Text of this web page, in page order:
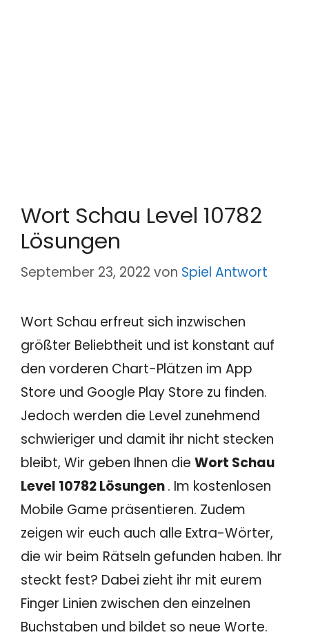
Wort Schau Level 10782
Lösungen
September 23, 2022 von Spiel Antwort
Wort Schau erfreut sich inzwischen
größter Beliebtheit und ist konstant auf
den vorderen Chart-Plätzen im App
Store und Google Play Store zu finden.
Jedoch werden die Level zunehmend
schwieriger und damit ihr nicht stecken
bleibt, Wir geben Ihnen die Wort Schau
Level 10782 Lösungen. Im kostenlosen
Mobile Game präsentieren. Zudem
zeigen wir euch auch alle Extra-Wörter,
die wir beim Rätseln gefunden haben. Ihr
steckt fest? Dabei zieht ihr mit eurem
Finger Linien zwischen den einzelnen
Buchstaben und bildet so neue Worte.